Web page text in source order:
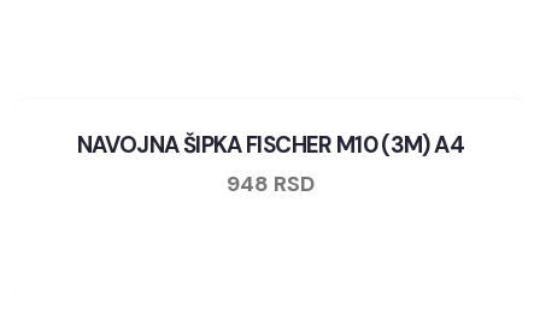
NAVOJNA ŠIPKA FISCHER M10 (3M) A4
948 RSD